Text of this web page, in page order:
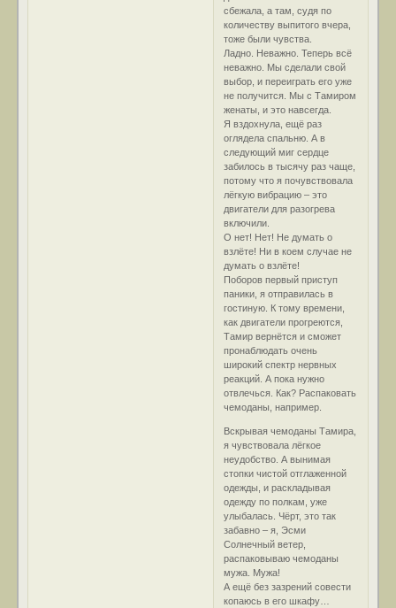
сбежала, а там, судя по
количеству выпитого вчера,
тоже были чувства.
Ладно. Неважно. Теперь всё
неважно. Мы сделали свой
выбор, и переиграть его уже
не получится. Мы с Тамиром
женаты, и это навсегда.
Я вздохнула, ещё раз
оглядела спальню. А в
следующий миг сердце
забилось в тысячу раз чаще,
потому что я почувствовала
лёгкую вибрацию – это
двигатели для разогрева
включили.
О нет! Нет! Не думать о
взлёте! Ни в коем случае не
думать о взлёте!
Поборов первый приступ
паники, я отправилась в
гостиную. К тому времени,
как двигатели прогреются,
Тамир вернётся и сможет
пронаблюдать очень
широкий спектр нервных
реакций. А пока нужно
отвлечься. Как? Распаковать
чемоданы, например.
Вскрывая чемоданы Тамира,
я чувствовала лёгкое
неудобство. А вынимая
стопки чистой отглаженной
одежды, и раскладывая
одежду по полкам, уже
улыбалась. Чёрт, это так
забавно – я, Эсми
Солнечный ветер,
распаковываю чемоданы
мужа. Мужа!
А ещё без зазрений совести
копаюсь в его шкафу…